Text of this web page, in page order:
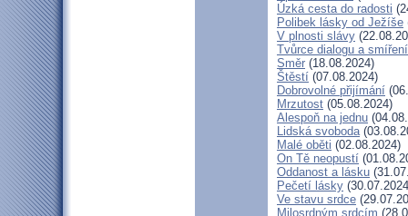
Úzká cesta do radosti
Polibek lásky od Ježíše
V plnosti slávy
Tvůrce dialogu a smíření
Směr (18.08.2024)
Štěstí (07.08.2024)
Dobrovolné přijímání
Mrzutost (05.08.2024)
Alespoň na jednu
Lidská svoboda
Malé oběti (02.08.2024)
On Tě neopustí
Oddanost a lásku
Pečetí lásky
Ve stavu srdce
Milosrdným srdcím